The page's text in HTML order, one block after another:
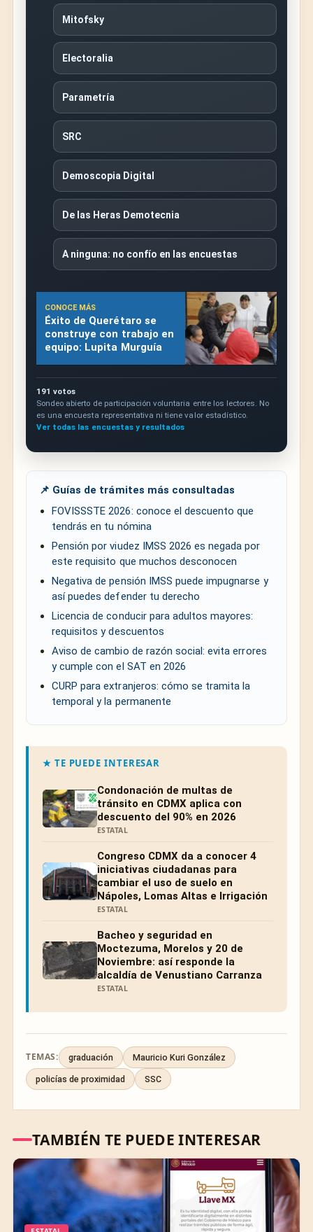
Mitofsky
Electoralia
Parametría
SRC
Demoscopia Digital
De las Heras Demotecnia
A ninguna: no confío en las encuestas
CONOCE MÁS
Éxito de Querétaro se
construye con trabajo en
equipo: Lupita Murguía
191 votos
Sondeo abierto de participación voluntaria entre los lectores. No
es una encuesta representativa ni tiene valor estadístico.
Ver todas las encuestas y resultados
📌 Guías de trámites más consultadas
FOVISSSTE 2026: conoce el descuento que
tendrás en tu nómina
Pensión por viudez IMSS 2026 es negada por
este requisito que muchos desconocen
Negativa de pensión IMSS puede impugnarse y
así puedes defender tu derecho
Licencia de conducir para adultos mayores:
requisitos y descuentos
Aviso de cambio de razón social: evita errores
y cumple con el SAT en 2026
CURP para extranjeros: cómo se tramita la
temporal y la permanente
★ TE PUEDE INTERESAR
Condonación de multas de
tránsito en CDMX aplica con
descuento del 90% en 2026
ESTATAL
Congreso CDMX da a conocer 4
iniciativas ciudadanas para
cambiar el uso de suelo en
Nápoles, Lomas Altas e Irrigación
ESTATAL
Bacheo y seguridad en
Moctezuma, Morelos y 20 de
Noviembre: así responde la
alcaldía de Venustiano Carranza
ESTATAL
TEMAS: graduación Mauricio Kuri González
policías de proximidad SSC
TAMBIÉN TE PUEDE INTERESAR